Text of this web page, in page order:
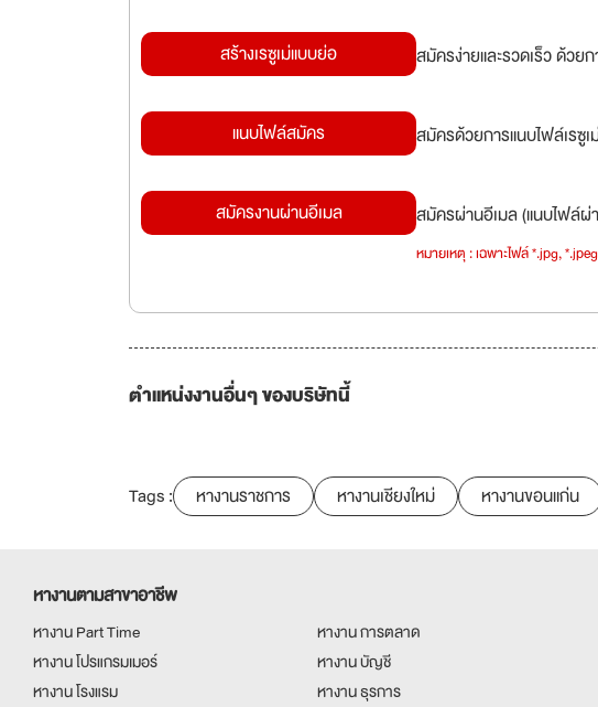
สร้างเรซูเม่แบบย่อ สมัครง่ายและรวดเร็ว ด้ว
แนบไฟล์สมัคร สมัครด้วยการแนบไฟล์เรซู
สมัครงานผ่านอีเมล สมัครผ่านอีเมล (แนบไฟล์ผ่
หมายเหตุ : เฉพาะไฟล์ *.jpg,
ตำแหน่งงานอื่นๆ ของบริษัทนี้
Tags : หางานราชการ หางานเชียงใหม่ หางานขอนแก่น
หางานตามสาขาอาชีพ
หางาน Part Time
หางาน การตลาด
หางาน โปรแกรมเมอร์
หางาน บัญชี
หางาน โรงแรม
หางาน ธุรการ